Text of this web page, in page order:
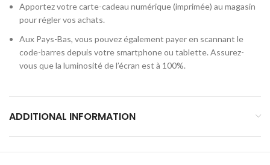
Apportez votre carte-cadeau numérique (imprimée) au magasin
pour régler vos achats.
Aux Pays-Bas, vous pouvez également payer en scannant le
code-barres depuis votre smartphone ou tablette. Assurez-
vous que la luminosité de l’écran est à 100%.
ADDITIONAL INFORMATION